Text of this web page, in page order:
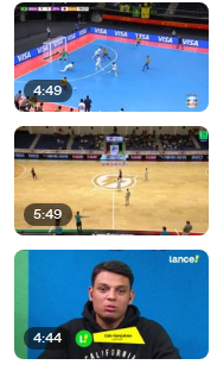
4:49
5:49
4:44